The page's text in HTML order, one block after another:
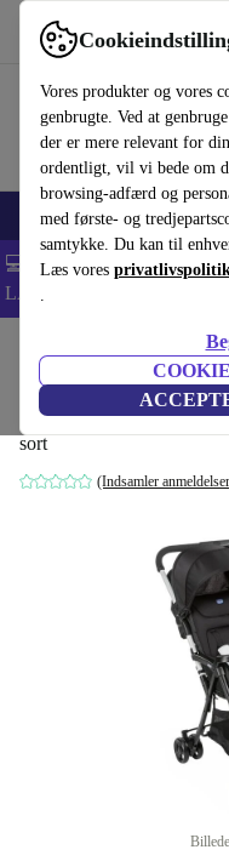
Vores produkter og vores
genbrugte. Ved at
der er mere relevant for
ordentligt, vil vi bede om
browsing-adfærd og
med første- og
samtykke. Du kan til
Læs vores
.
Brug refurbed hurtigt og
Smartphones Bærbare
💻 Ekstra 5% rabat på alle
LAPTOP5 -
Chicco OHlalà
sort
(Indsamler